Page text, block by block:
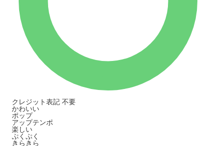
クレジット表記 不要
かわいい
ポップ
アップテンポ
楽しい
ぷくぷく
きらきら